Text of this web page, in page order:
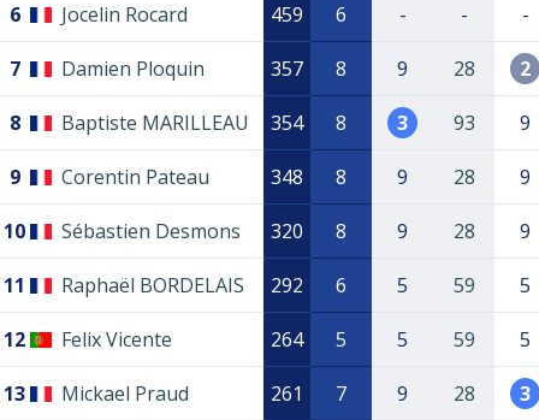
6 Jocelin Rocard 459 6 - - -
7 Damien Ploquin 357 8 9 28 2
8 Baptiste MARILLEAU 354 8 3 93 9
9 Corentin Pateau 348 8 9 28 9
10 Sébastien Desmons 320 8 9 28 9
11 Raphaël BORDELAIS 292 6 5 59 5
12 Felix Vicente 264 5 5 59 5
13 Mickael Praud 261 7 9 28 3